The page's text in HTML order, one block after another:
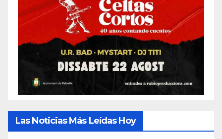
Las Noticias Más Leídas Hoy